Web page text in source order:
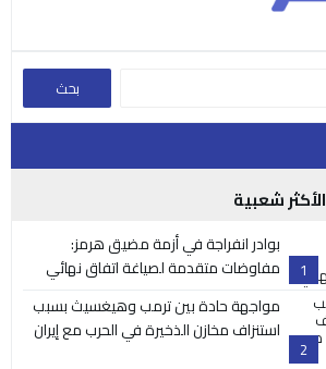
الأكثر شعبية
1
بوادر انفراجة في أزمة مضيق هرمز:
مفاوضات متقدمة لصياغة اتفاق نهائي
2
مواجهة حادة بين ترمب وهيغسيث بسبب
استنزاف مخازن الذخيرة في الحرب مع إيران